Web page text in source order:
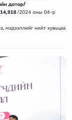
дотор/
14,918/2024 оны 04-р
мэдээллийг нийт хувьцаа